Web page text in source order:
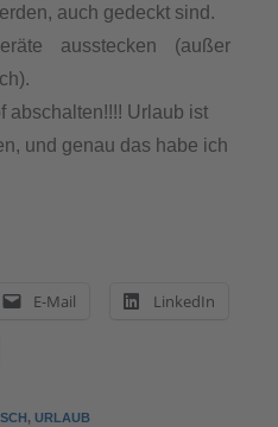
auch gedeckt sind.
ausstecken (außer
abschalten!!!! Urlaub ist
und genau das habe ich
E-Mail LinkedIn
, URLAUB